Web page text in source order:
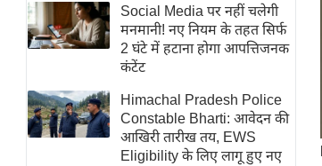
फिटनेस मंत्रा
रिलेशनशिप
राजनीति
विश्लेषण
समसामयिक
मातृभूमि
Social Media पर नहीं चलेगी
मनमानी! नए नियम के तहत सिर्फ
2 घंटे में हटाना होगा आपत्तिजनक
कंटेंट
Himachal Pradesh Police
Constable Bharti: आवेदन की
आखिरी तारीख तय, EWS
Eligibility के लिए लागू हुए नए